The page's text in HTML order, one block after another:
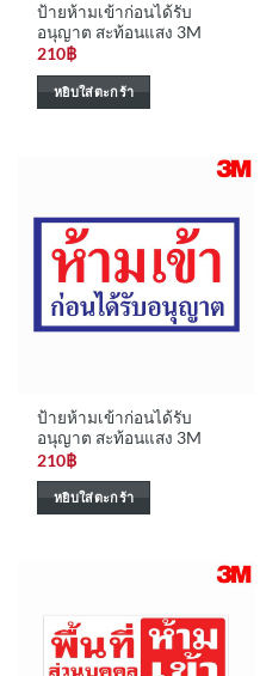
ป้ายห้ามเข้าก่อนได้รับ
อนุญาต สะท้อนแสง 3M
210฿
หยิบใส่ตะกร้า
ป้ายห้ามเข้าก่อนได้รับ
อนุญาต สะท้อนแสง 3M
210฿
หยิบใส่ตะกร้า